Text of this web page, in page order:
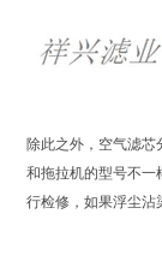
除此之外，空气滤
和拖拉机的型号不一
行检修，如果浮尘沾